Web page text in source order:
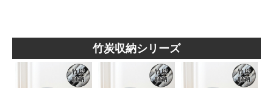
竹炭収納シリーズ